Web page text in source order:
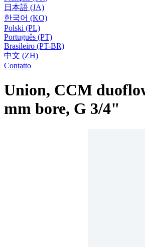
日本語 (JA)
한국어 (KO)
Polski (PL)
Português (PT)
Brasileiro (PT-BR)
中文 (ZH)
Contatto
Union, CCM
mm bore, G 3/4"